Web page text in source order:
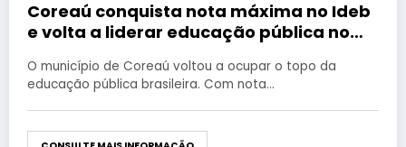
Coreaú conquista nota máxima no Ideb
e volta a liderar educação pública no
O município de Coreaú voltou a ocupar o topo da
educação pública brasileira. Com nota…